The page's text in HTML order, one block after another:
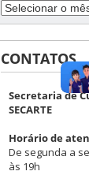
CONTATOS
Secretaria de
SECARTE
Horário de
De segunda a
às 19h